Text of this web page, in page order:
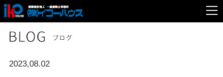
2023,08.02